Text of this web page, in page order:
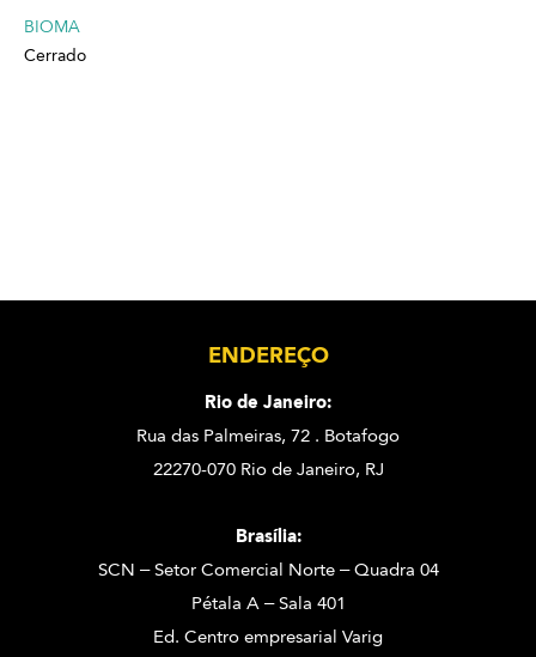
BIOMA
Cerrado
ENDEREÇO
Rio de Janeiro:
Rua das Palmeiras, 72 . Botafogo
22270-070 Rio de Janeiro, RJ
Brasília:
SCN – Setor Comercial Norte – Quadra 04
Pétala A – Sala 401
Ed. Centro empresarial Varig